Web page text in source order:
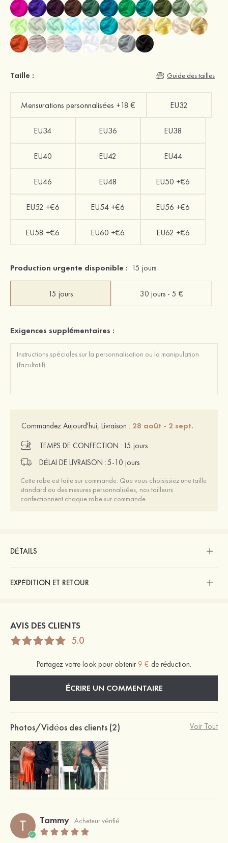
Taille : Guide des tailles
Mensurations personnalisées +18 € EU32
EU34 EU36 EU38
EU40 EU42 EU44
EU46 EU48 EU50 +€6
EU52 +€6 EU54 +€6 EU56 +€6
EU58 +€6 EU60 +€6 EU62 +€6
Production urgente disponible : 15 jours
15 jours 30 jours - 5 €
Exigences supplémentaires :
Commandez Aujourd'hui, Livraison : 28 août - 2 sept.
TEMPS DE CONFECTION : 15 jours
DÉLAI DE LIVRAISON :5-10 jours
Cette robe est faite sur commande. Que vous choisissiez une taille
standard ou des mesures personnalisées, nos tailleurs
confectionnent chaque robe sur commande.
DÉTAILS
EXPÉDITION ET RETOUR
AVIS DES CLIENTS
5.0
Partagez votre look pour obtenir 9 € de réduction.
ÉCRIRE UN COMMENTAIRE
Photos/Vidéos des clients (2) Voir Tout
T Tammy Acheteur vérifié